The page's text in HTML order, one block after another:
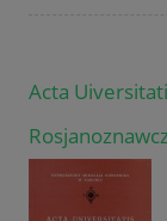
Acta